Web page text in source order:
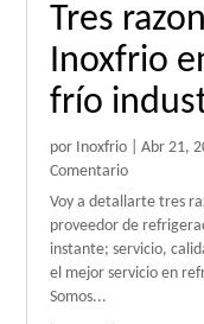
Tres
Inoxfrio
frío
por Inoxfrio |Abr 21,
Comentario
Voy a detallarte tres
proveedor de
instante; servicio,
el mejor servicio en
Somos...